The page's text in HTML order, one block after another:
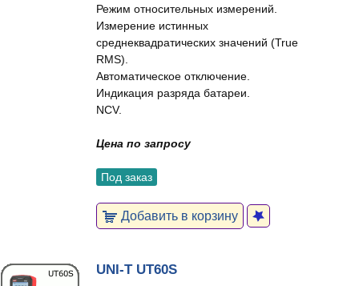
Режим относительных измерений.
Измерение истинных
среднеквадратических значений (True
RMS).
Автоматическое отключение.
Индикация разряда батареи.
NCV.
Цена по запросу
Под заказ
Добавить в корзину
UNI-T UT60S